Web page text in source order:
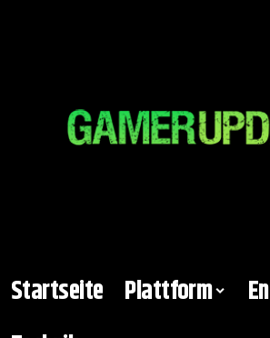
Startseite Plattform